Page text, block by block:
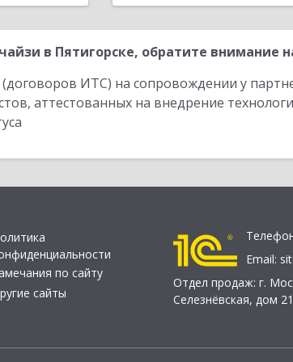
в Пятигорске, обратите внимание
(договоров ИТС) на сопровождении у
аттестованных на внедрение
по сайту
сайты
Email:
Отдел продаж: г.
Селезнёвская, дом 21